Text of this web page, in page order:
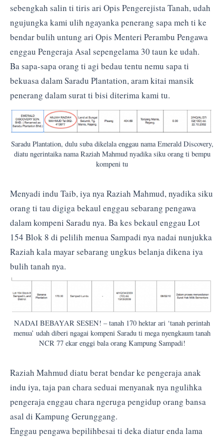
sebengkah salin ti tiris ari Opis Pengerejista Tanah, udah
ngujungka kami ulih ngayanka penerang sapa meh ti ke
bendar bulih untung ari Opis Menteri Perambu Pengawa
enggau Pengeraja Asal sepengelama 30 taun ke udah.
Ba sapa-sapa orang ti agi bedau tentu nemu sapa ti
bekuasa dalam Saradu Plantation, aram kitai mansik
penerang dalam surat ti bisi diterima kami tu.
Saradu Plantation, dulu suba dikelala enggau nama Emerald Discovery,
diatu ngerintaika nama Raziah Mahmud nyadika siku orang ti bempu
kompeni tu
Menyadi indu Taib, iya nya Raziah Mahmud, nyadika siku
orang ti tau digiga bekaul enggau sebarang pengawa
dalam kompeni Saradu nya. Ba kes bekaul enggau Lot
154 Blok 8 di pelilih menua Sampadi nya nadai nunjukka
Raziah kala mayar sebarang ungkus belanja dikena iya
bulih tanah nya.
NADAI BEBAYAR SESEN! – tanah 170 hektar ari ‘tanah perintah
menua’ udah diberi ngagai kompeni Saradu ti mega nyengkaum tanah
NCR 77 ekar enggi bala orang Kampung Sampadi!
Raziah Mahmud diatu berat bendar ke pengeraja anak
indu iya, taja pan chara seduai menyanak nya ngulihka
pengeraja enggau chara ngeruga pengidup orang bansa
asal di Kampung Gerunggang.
Enggau pengawa bepilihbesai ti deka diatur enda lama